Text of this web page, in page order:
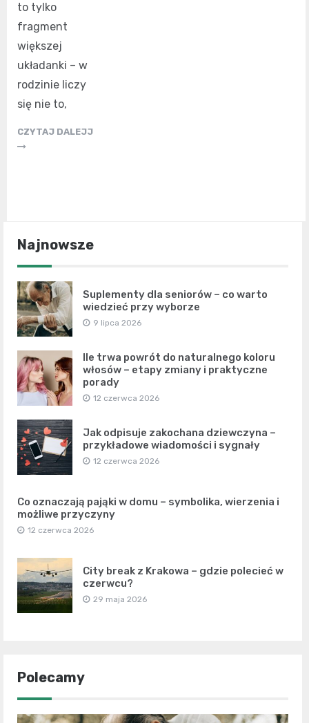
to tylko
fragment
większej
układanki – w
rodzinie liczy
się nie to,
CZYTAJ DALEJJ
Najnowsze
Suplementy dla seniorów – co warto
wiedzieć przy wyborze
9 lipca 2026
Ile trwa powrót do naturalnego koloru
włosów – etapy zmiany i praktyczne
porady
12 czerwca 2026
Jak odpisuje zakochana dziewczyna –
przykładowe wiadomości i sygnały
12 czerwca 2026
Co oznaczają pająki w domu – symbolika, wierzenia i
możliwe przyczyny
12 czerwca 2026
City break z Krakowa – gdzie polecieć w
czerwcu?
29 maja 2026
Polecamy